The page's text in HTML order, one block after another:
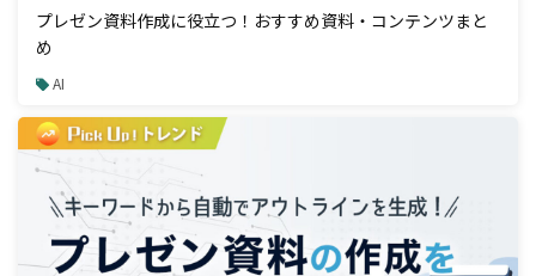
プレゼン資料作成に役立つ！おすすめ資料・コンテンツまと
め
AI